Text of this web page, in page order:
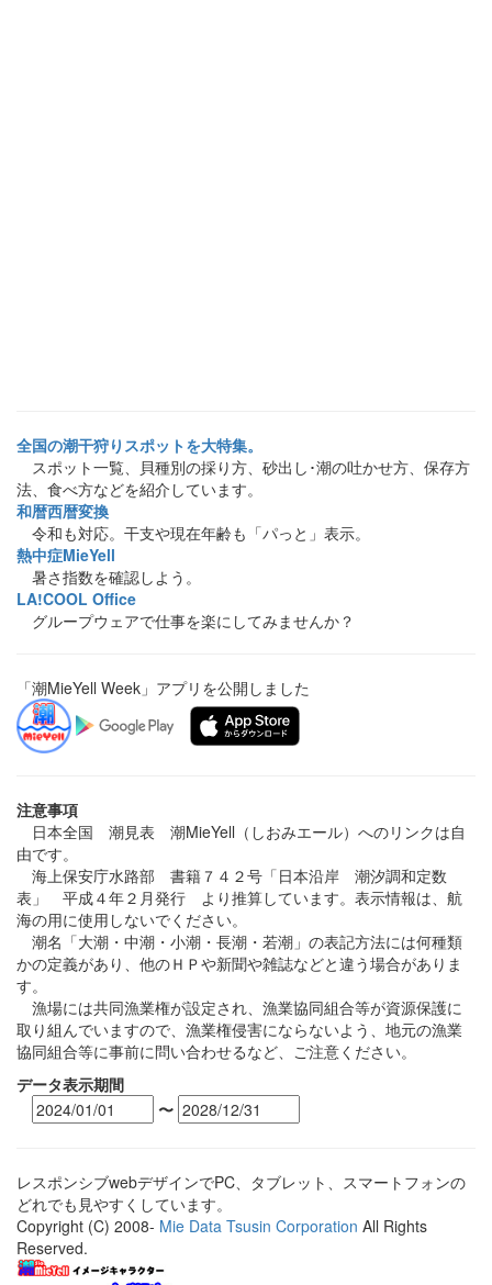
全国の潮干狩りスポットを大特集。
スポット一覧、貝種別の採り方、砂出し･潮の吐かせ方、保存方
法、食べ方などを紹介しています。
和暦西暦変換
令和も対応。干支や現在年齢も「パっと」表示。
熱中症MieYell
暑さ指数を確認しよう。
LA!COOL Office
グループウェアで仕事を楽にしてみませんか？
「潮MieYell Week」アプリを公開しました
注意事項
日本全国 潮見表 潮MieYell（しおみエール）へのリンクは自
由です。
海上保安庁水路部 書籍７４２号「日本沿岸 潮汐調和定数
表」 平成４年２月発行 より推算しています。表示情報は、航
海の用に使用しないでください。
潮名「大潮・中潮・小潮・長潮・若潮」の表記方法には何種類
かの定義があり、他のＨＰや新聞や雑誌などと違う場合がありま
す。
漁場には共同漁業権が設定され、漁業協同組合等が資源保護に
取り組んでいますので、漁業権侵害にならないよう、地元の漁業
協同組合等に事前に問い合わせるなど、ご注意ください。
データ表示期間
〜
レスポンシブwebデザインでPC、タブレット、スマートフォンの
どれでも見やすくしています。
Copyright (C) 2008- Mie Data Tsusin Corporation All Rights
Reserved.